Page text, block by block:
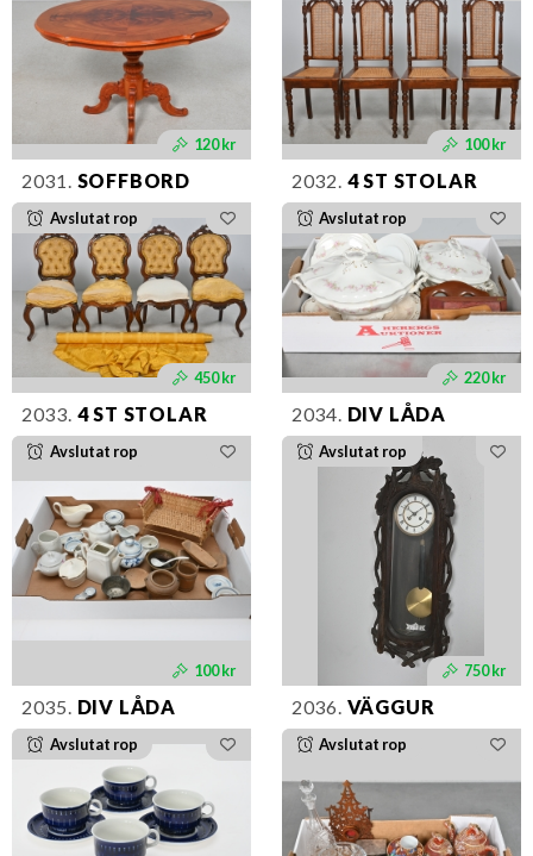
120 kr
2031. SOFFBORD
100 kr
2032. 4 ST STOLAR
Avslutat rop
450 kr
2033. 4 ST STOLAR
Avslutat rop
220 kr
2034. DIV LÅDA
Avslutat rop
100 kr
2035. DIV LÅDA
Avslutat rop
750 kr
2036. VÄGGUR
Avslutat rop Avslutat rop